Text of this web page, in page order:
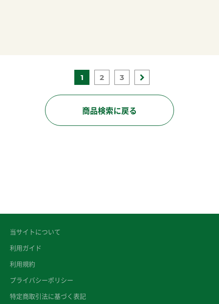
1 2 3
商品検索に戻る
当サイトについて
利用ガイド
利用規約
プライバシーポリシー
特定商取引法に基づく表記